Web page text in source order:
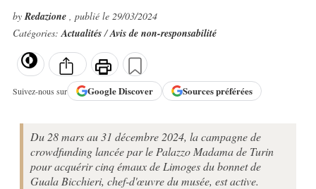
byRedazione , publié le 29/03/2024
Catégories:Actualités/Avis de non-responsabilité
Suivez-nous sur GoogleDiscover Sources préférées
Du 28 mars au 31 décembre 2024, la campagne de
crowdfunding lancée par le Palazzo Madama de Turin
pour acquérir cinq émaux de Limoges du bonnet de
Guala Bicchieri, chef-d'œuvre du musée, est active.